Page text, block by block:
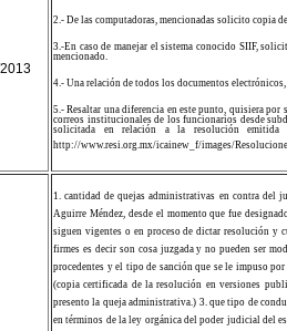
2.- De las computadoras, mencionadas solicito copia
3.-En caso de manejar el sistema conocido SIIF,
mencionado.
4.- Una relación de todos los documentos
5.- Resaltar una diferencia en este punto, quisiera
correos institucionales de los funcionarios desde
solicitada en relación a la resolución
http://www.resi.org.mx/icainew_f/images/
1. cantidad de quejas administrativas en contra del
Aguirre Méndez, desde el momento que fue
siguen vigentes o en proceso de dictar resolución y
firmes es decir son cosa juzgada y no pueden ser
procedentes y el tipo de sanción que se le impuso
(copia certificada de la resolución en versiones
presento la queja administrativa.) 3. que tipo de
en términos de la ley orgánica del poder judicial del